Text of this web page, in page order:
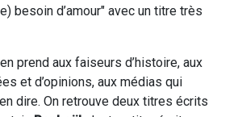
besoin d’amour" avec un titre très
prend aux faiseurs d’histoire, aux
et d’opinions, aux médias qui
dire. On retrouve deux titres écrits